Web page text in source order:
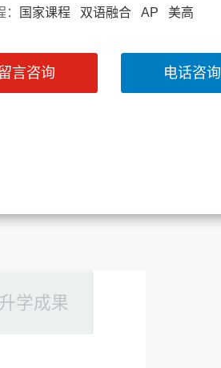
国家课程 双语融合 AP 美高
言咨询 电话咨询
升学成果